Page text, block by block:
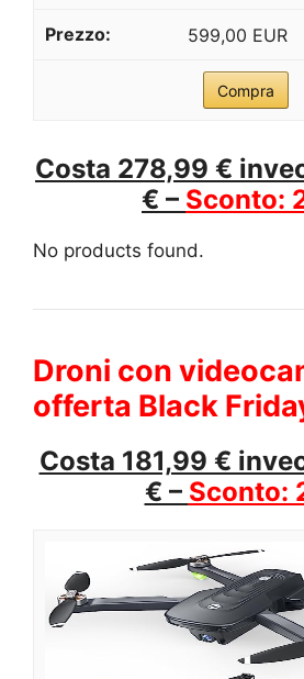
599,00 EUR
Compra
Costa 278,99 €
€ – Sconto:
No products found.
Droni con
offerta Black
Costa 181,99 €
€ – Sconto: